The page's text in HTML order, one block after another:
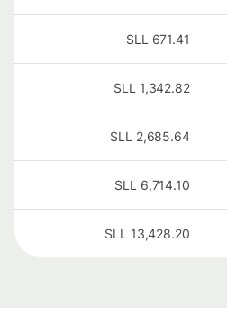
671.41
SLL
1,342.82
SLL
2,685.64
SLL
6,714.10
SLL
13,428.20
SLL